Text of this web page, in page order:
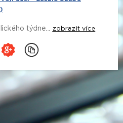
týdne... zobrazit více